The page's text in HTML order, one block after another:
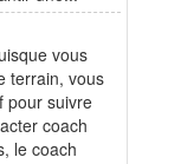
vous
terrain, vous
pour suivre
coach
le coach